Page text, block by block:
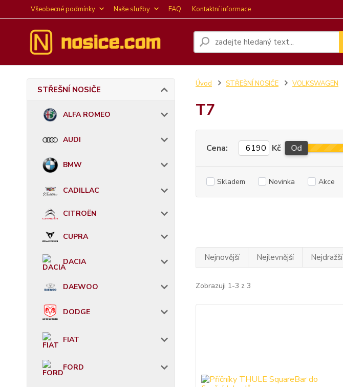
Všeobecné podmínky Naše služby FAQ Kontaktní informace
STŘEŠNÍ NOSIČE
ALFA ROMEO
AUDI
BMW
CADILLAC
CITROËN
CUPRA
DACIA
DAEWOO
DODGE
FIAT
FORD
Úvod STŘEŠNÍ NOSIČE VOLKSWAGEN
T7
Cena: Kč Od
Skladem Novinka Akce
Nejnovější Nejlevnější Nejdražší
Zobrazuji 1-3 z 3